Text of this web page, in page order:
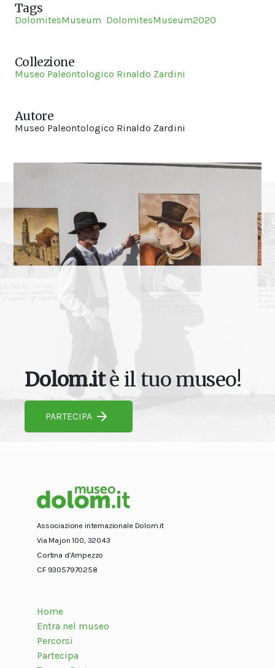
Tags
DolomitesMuseum DolomitesMuseum2020
Collezione
Museo Paleontologico Rinaldo Zardini
Autore
Museo Paleontologico Rinaldo Zardini
Dolom.itè il tuo museo!
PARTECIPA
Associazione internazionale Dolom.it
Via Majon 100, 32043
Cortina d’Ampezzo
CF 93057970258
Home
Entra nel museo
Percorsi
Partecipa